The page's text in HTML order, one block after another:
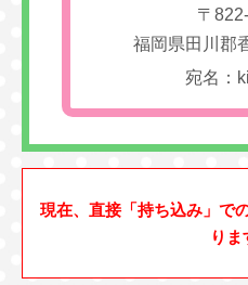
〒
福岡県田川郡
宛名：
現在、直接「持ち込み」で
りま